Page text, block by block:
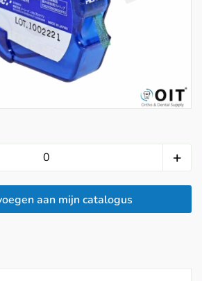
aan mijn catalogus